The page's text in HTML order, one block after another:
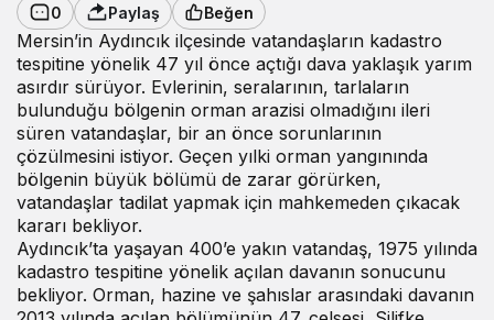
0 Paylaş Beğen
Mersin’in Aydıncık ilçesinde vatandaşların kadastro
tespitine yönelik 47 yıl önce açtığı dava yaklaşık yarım
asırdır sürüyor. Evlerinin, seralarının, tarlaların
bulunduğu bölgenin orman arazisi olmadığını ileri
süren vatandaşlar, bir an önce sorunlarının
çözülmesini istiyor. Geçen yılki orman yangınında
bölgenin büyük bölümü de zarar görürken,
vatandaşlar tadilat yapmak için mahkemeden çıkacak
kararı bekliyor.
Aydıncık’ta yaşayan 400’e yakın vatandaş, 1975 yılında
kadastro tespitine yönelik açılan davanın sonucunu
bekliyor. Orman, hazine ve şahıslar arasındaki davanın